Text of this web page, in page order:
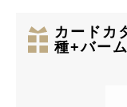
カードカ
種+バー